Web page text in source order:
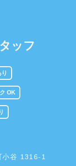
ッフ
OK
小谷 1316-1